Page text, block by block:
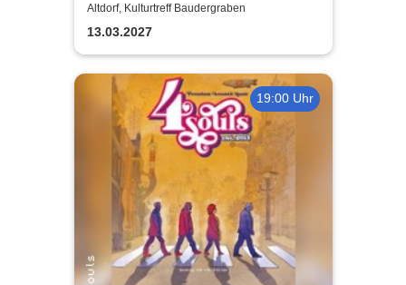
Altdorf, Kulturtreff Baudergraben
13.03.2027
19:00 Uhr